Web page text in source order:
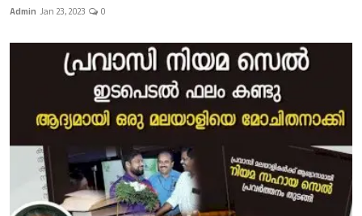
Admin Jan 23, 2023 0